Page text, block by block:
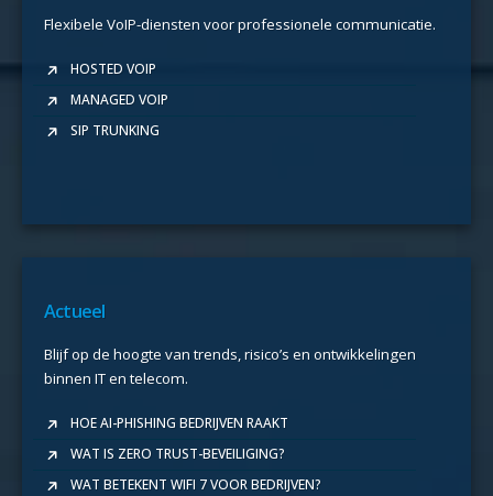
Flexibele VoIP-diensten voor professionele communicatie.
HOSTED VOIP
MANAGED VOIP
SIP TRUNKING
Actueel
Blijf op de hoogte van trends, risico’s en ontwikkelingen
binnen IT en telecom.
HOE AI-PHISHING BEDRIJVEN RAAKT
WAT IS ZERO TRUST-BEVEILIGING?
WAT BETEKENT WIFI 7 VOOR BEDRIJVEN?